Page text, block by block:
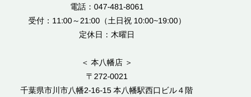
電話：047-481-8061
受付：11:00～21:00（土日祝 10:00~19:00）
定休日：木曜日
＜ 本八幡店 ＞
〒272-0021
千葉県市川市八幡2-16-15 本八幡駅西口ビル４階